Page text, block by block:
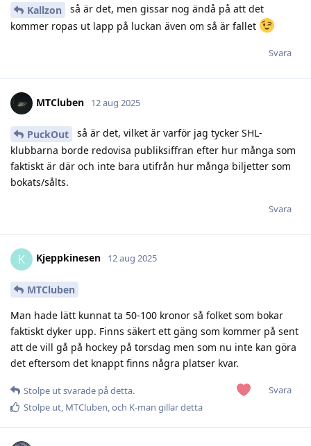
Kallzon
så är det, men gissar nog ändå på att det
kommer ropas ut lapp på luckan även om så är fallet
Svara
MTCluben 12 aug 2025
PuckOut
så är det, vilket är varför jag tycker SHL-
klubbarna borde redovisa publiksiffran efter hur många som
faktiskt är där och inte bara utifrån hur många biljetter som
bokats/sålts.
Svara
K Kjeppkinesen 12 aug 2025
MTCluben
Man hade lätt kunnat ta 50-100 kronor så folket som bokar
faktiskt dyker upp. Finns säkert ett gäng som kommer på sent
att de vill gå på hockey på torsdag men som nu inte kan göra
det eftersom det knappt finns några platser kvar.
Svara
Stolpe utsvarade på detta.
Stolpe ut, MTCluben, och K-man gillar detta